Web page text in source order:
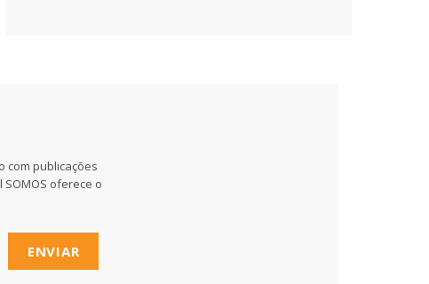
com publicações
oferece o
ENVIAR